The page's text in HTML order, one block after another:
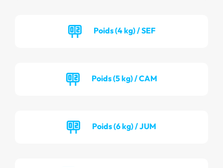
Poids (4 kg) / SEF
Poids (5 kg) / CAM
Poids (6 kg) / JUM